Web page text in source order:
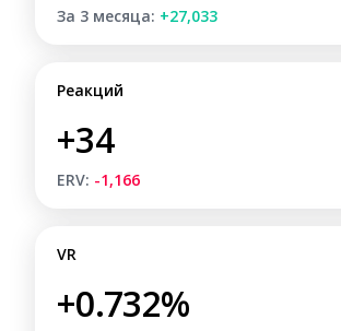
За 3 месяца: +27,033
Реакций
+34
ERV: -1,166
VR
+0.732%